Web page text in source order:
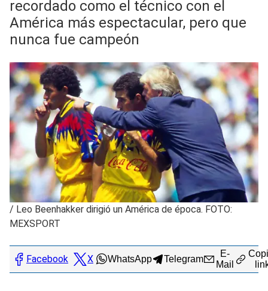
recordado como el técnico con el
América más espectacular, pero que
nunca fue campeón
/ Leo Beenhakker dirigió un América de época. FOTO:
MEXSPORT
Facebook X WhatsApp Telegram
E-
Mail